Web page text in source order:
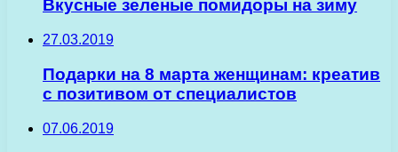
Вкусные зеленые помидоры на зиму
27.03.2019
Подарки на 8 марта женщинам: креатив
с позитивом от специалистов
07.06.2019